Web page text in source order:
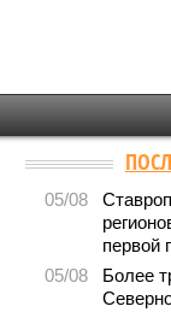
05/08
первой
05/08
Более